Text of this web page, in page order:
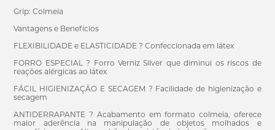
Grip: Colmeia
Vantagens e Benefícios
FLEXIBILIDADE e ELASTICIDADE ? Confeccionada em látex
FORRO ESPECIAL ? Forro Verniz Silver que diminui os riscos de
reações alérgicas ao látex
FÁCIL HIGIENIZAÇÃO E SECAGEM ? Facilidade de higienização e
secagem
ANTIDERRAPANTE ? Acabamento em formato colmeia, oferece
maior aderência na manipulação de objetos molhados e